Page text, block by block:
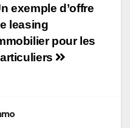
exemple d’offre
leasing
pour les